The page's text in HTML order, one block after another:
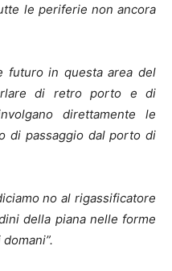
le periferie non ancora
futuro in questa area del
di retro porto e di
direttamente le
di passaggio dal porto di
no al rigassificatore
della piana nelle forme